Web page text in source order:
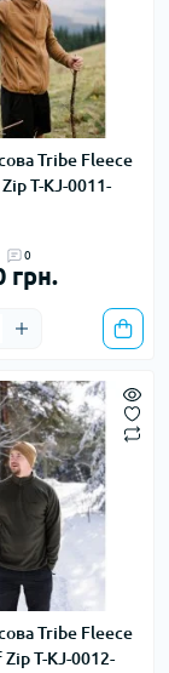
Tribe Fleece
T-KJ-0011-
0
грн.
Tribe Fleece
T-KJ-0012-